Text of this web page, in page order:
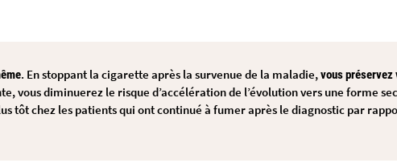
. En stoppant la cigarette après la survenue de la maladie,vous
vous diminuerez le risque d’accélération de l’évolution vers une forme
tôt chez les patients qui ont continué à fumer après le diagnostic par